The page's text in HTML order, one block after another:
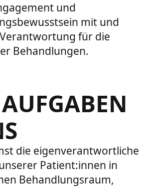
und
mit und
für die
Behandlungen.
die eigenverantwortliche
Patient:innen in
Behandlungsraum,